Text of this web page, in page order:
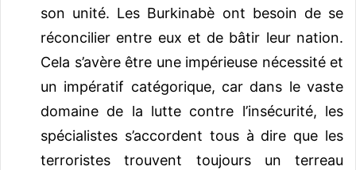
son unité. Les Burkinabè ont besoin de se
réconcilier entre eux et de bâtir leur nation.
Cela s’avère être une impérieuse nécessité et
un impératif catégorique, car dans le vaste
domaine de la lutte contre l’insécurité, les
spécialistes s’accordent tous à dire que les
terroristes trouvent toujours un terreau